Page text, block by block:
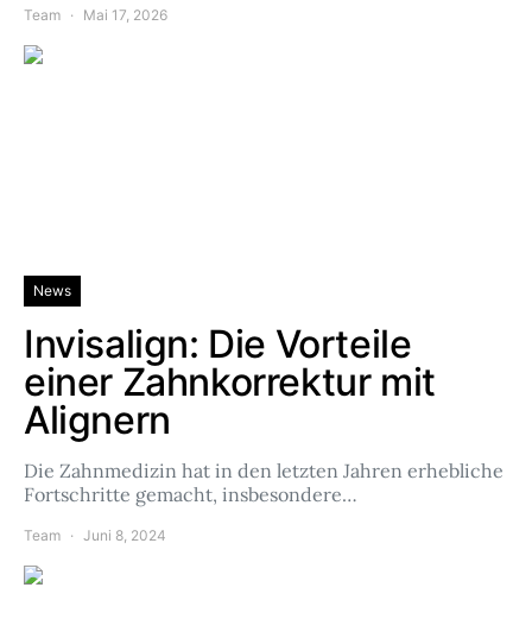
Team Mai 17, 2026
News
Invisalign: Die Vorteile
einer Zahnkorrektur mit
Alignern
Die Zahnmedizin hat in den letzten Jahren erhebliche
Fortschritte gemacht, insbesondere…
Team Juni 8, 2024